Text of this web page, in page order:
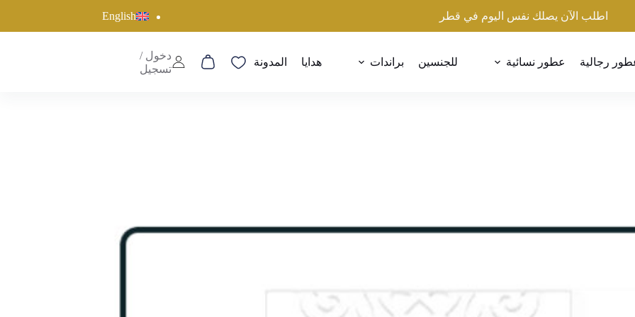
اطلب الآن يصلك نفس اليوم في قطر English
رجالية عطور نسائية للجنسين براندات هدايا المدونة
عربة
دخول /
تسجيل